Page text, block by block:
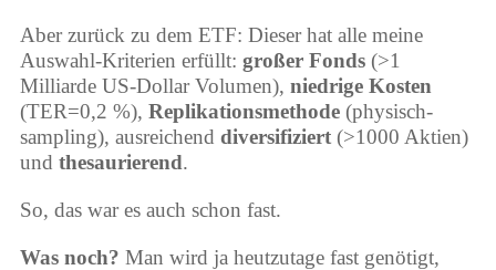
Aber zurück zu dem ETF: Dieser hat alle meine
Auswahl-Kriterien erfüllt: großer Fonds(>1
Milliarde US-Dollar Volumen), niedrige Kosten
(TER=0,2 %), Replikationsmethode(physisch-
sampling), ausreichend diversifiziert(>1000 Aktien)
und thesaurierend.
So, das war es auch schon fast.
Was noch? Man wird ja heutzutage fast genötigt,